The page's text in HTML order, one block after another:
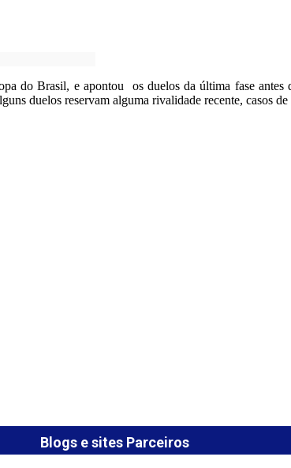
do Brasil, e apontou os duelos da última fase antes
duelos reservam alguma rivalidade recente, casos
Blogs e sites Parceiros